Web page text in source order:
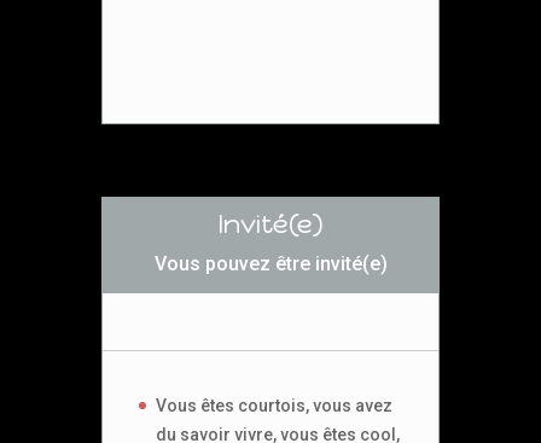
Invité(e)
Vous pouvez être invité(e)
Vous êtes courtois, vous avez
du savoir vivre, vous êtes cool,